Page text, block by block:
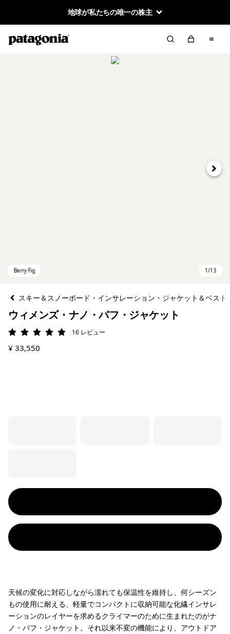
地球が私たちの唯一の株主
次へ
スキー＆スノーボード・インサレーション・ジャケット＆ベスト
ウィメンズ・ナノ・パフ・ジャケット
評価: 4.9 / 5
16 レビュー
¥ 33,550
天候の変化に対応しながら濡れても保温性を維持し、何シーズン
もの使用に耐える、軽量でコンパクトに収納可能な化繊インサレ
ーションのレイヤーを求めるクライマーのために生まれたのがナ
ノ・パフ・ジャケット。それ以来不変の機能により、アウトドア